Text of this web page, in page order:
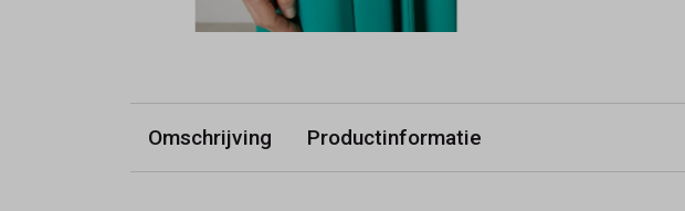
Omschrijving Productinformatie